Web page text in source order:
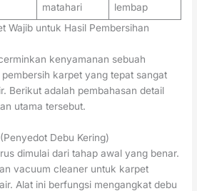
matahari
lembap
Wajib untuk Hasil Pembersihan
kenyamanan sebuah
karpet yang tepat sangat
Berikut adalah pembahasan detail
utama tersebut.
Debu Kering)
dimulai dari tahap awal yang benar.
vacuum cleaner untuk karpet
Alat ini berfungsi mengangkat debu